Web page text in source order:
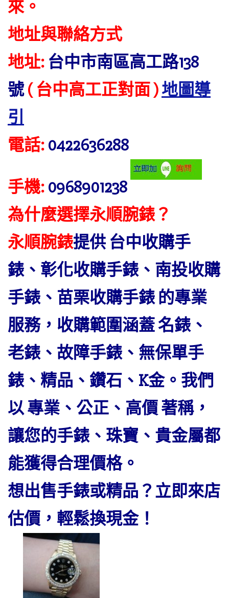
來。
地址與聯絡方式
地址: 台中市南區高工路138
號( 台中高工正對面 )地圖導
引
電話: 0422636288
手機: 0968901238
為什麼選擇永順腕錶？
永順腕錶提供 台中收購手
錶、彰化收購手錶、南投收購
手錶、苗栗收購手錶的專業
服務，收購範圍涵蓋 名錶、
老錶、故障手錶、無保單手
錶、精品、鑽石、K金。我們
以 專業、公正、高價 著稱，
讓您的手錶、珠寶、貴金屬都
能獲得合理價格。
想出售手錶或精品？立即來店
估價，輕鬆換現金！